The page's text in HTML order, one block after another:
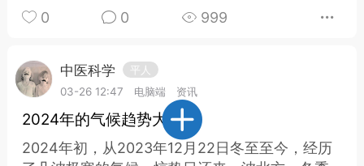
时精气
0
谷气行、营卫通：内经视角
下的脾胃调养要义
谦济书童 0
0 0 999
中医科学
平人
03-26 12:47
电脑端 资讯
2024年的气候趋势大论
2024年初，从2023年12月22日冬至至今，经历